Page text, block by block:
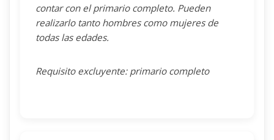
contar con el primario completo. Pueden
realizarlo tanto hombres como mujeres de
todas las edades.
Requisito excluyente: primario completo